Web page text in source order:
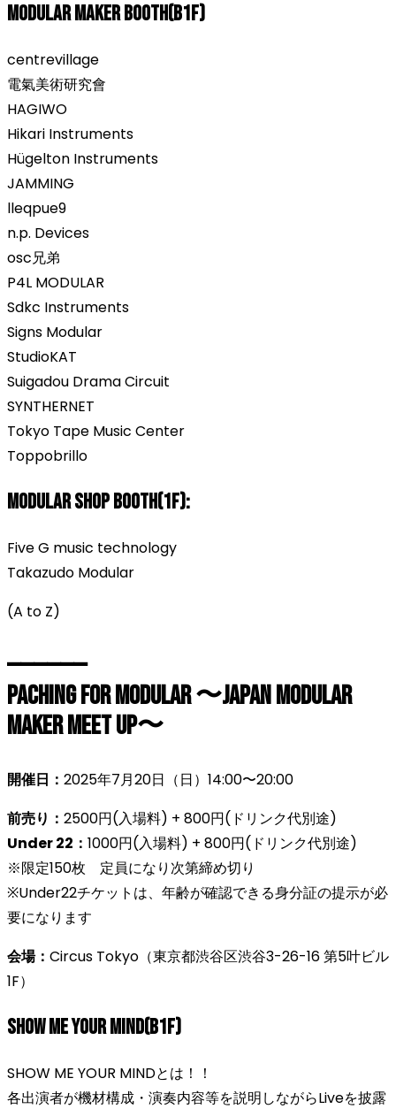
Modular Maker Booth(B1F)
centrevillage
電氣美術研究會
HAGIWO
Hikari Instruments
Hügelton Instruments
JAMMING
lleqpue9
n.p. Devices
osc兄弟
P4L MODULAR
Sdkc Instruments
Signs Modular
StudioKAT
Suigadou Drama Circuit
SYNTHERNET
Tokyo Tape Music Center
Toppobrillo
Modular Shop Booth(1F):
Five G music technology
Takazudo Modular
(A to Z)
——————
Paching For Modular 〜Japan Modular
Maker Meet up〜
開催日： 2025年7月20日（日）14:00〜20:00
前売り： 2500円(入場料) + 800円(ドリンク代別途)
Under 22： 1000円(入場料) + 800円(ドリンク代別途)
※限定150枚 定員になり次第締め切り
※Under22チケットは、年齢が確認できる身分証の提示が必
要になります
会場： Circus Tokyo（東京都渋谷区渋谷3-26-16 第5叶ビル
1F）
SHOW ME YOUR MIND(B1F)
SHOW ME YOUR MINDとは！！
各出演者が機材構成・演奏内容等を説明しながらLiveを披露